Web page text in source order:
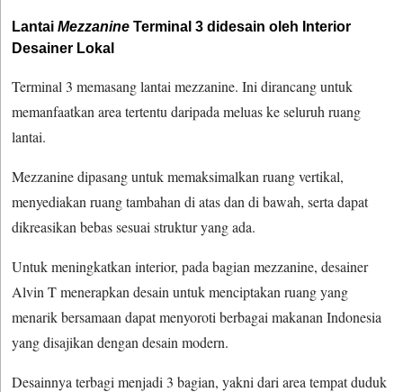
LantaiMezzanine Terminal 3 didesain oleh Interior
Desainer Lokal
Terminal 3 memasang lantai mezzanine. Ini dirancang untuk
memanfaatkan area tertentu daripada meluas ke seluruh ruang
lantai.
Mezzanine dipasang untuk memaksimalkan ruang vertikal,
menyediakan ruang tambahan di atas dan di bawah, serta dapat
dikreasikan bebas sesuai struktur yang ada.
Untuk meningkatkan interior, pada bagian mezzanine, desainer
Alvin T menerapkan desain untuk menciptakan ruang yang
menarik bersamaan dapat menyoroti berbagai makanan Indonesia
yang disajikan dengan desain modern.
Desainnya terbagi menjadi 3 bagian, yakni dari area tempat duduk